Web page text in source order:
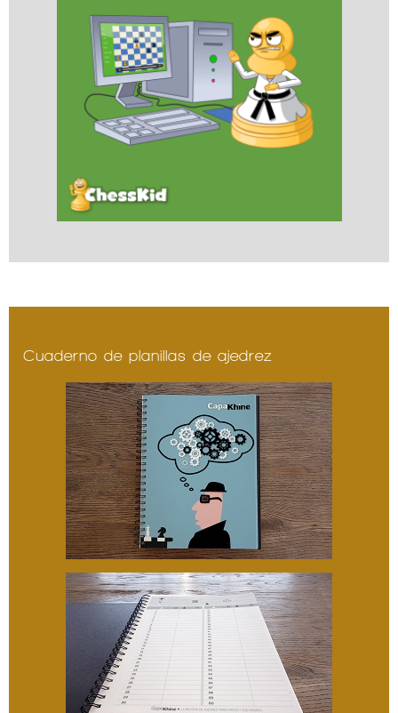
Cuaderno de planillas de ajedrez